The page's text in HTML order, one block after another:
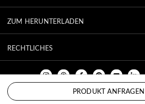
PRODUKT ANFRAGEN
ZUM HERUNTERLADEN
RECHTLICHES
NACH OBEN SCROLLEN